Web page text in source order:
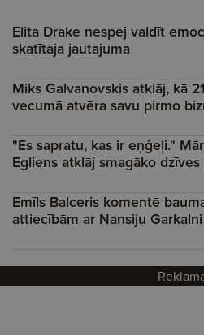
Elita Drāke nespēj valdīt
skatītāja jautājuma
Miks Galvanovskis atklāj, kā
vecumā atvēra savu pirmo
"Es sapratu, kas ir eņģeļi."
Egliens atklāj smagāko
Emīls Balceris komentē
attiecībām ar Nansiju Garkalni